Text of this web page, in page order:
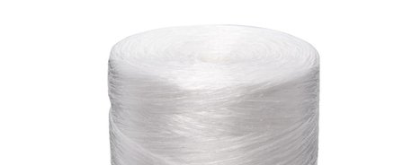
Обратный звонокЗаказать обратный звонок